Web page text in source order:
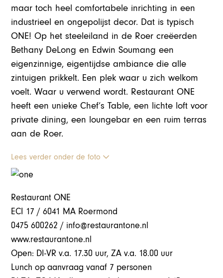
maar toch heel comfortabele inrichting in een
industrieel en ongepolijst decor. Dat is typisch
ONE! Op het steeleiland in de Roer creëerden
Bethany DeLong en Edwin Soumang een
eigenzinnige, eigentijdse ambiance die alle
zintuigen prikkelt. Een plek waar u zich welkom
voelt. Waar u verwend wordt. Restaurant ONE
heeft een unieke Chef’s Table, een lichte loft voor
private dining, een loungebar en een ruim terras
aan de Roer.
Lees verder onder de foto
Restaurant ONE
ECI 17 / 6041 MA Roermond
0475 600262 / info@restaurantone.nl
www.restaurantone.nl
Open: DI-VR v.a. 17.30 uur, ZA v.a. 18.00 uur
Lunch op aanvraag vanaf 7 personen